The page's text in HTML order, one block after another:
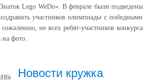
Lego WeDo». В феврале были подведены
участников олимпиады с победными
не всех ребят-участников конкурса
на фото.
Новости кружка